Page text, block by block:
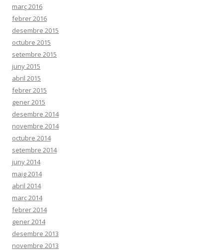
març 2016
febrer 2016
desembre 2015
octubre 2015
setembre 2015
juny 2015
abril 2015
febrer 2015
gener 2015
desembre 2014
novembre 2014
octubre 2014
setembre 2014
juny 2014
maig 2014
abril 2014
març 2014
febrer 2014
gener 2014
desembre 2013
novembre 2013